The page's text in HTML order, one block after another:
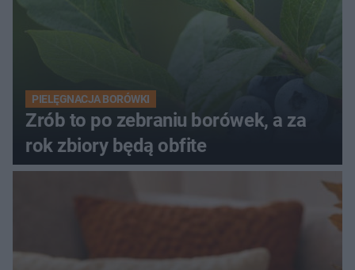
PIELĘGNACJA BORÓWKI
Zrób to po zebraniu borówek, a za
rok zbiory będą obfite